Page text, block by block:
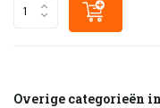
Overige categorieën